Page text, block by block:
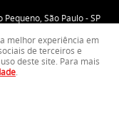
Pequeno, São Paulo-SP
melhor experiência em
de terceiros e
deste site. Para mais